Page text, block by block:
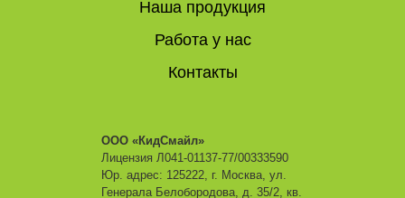
Наша продукция
Работа у нас
Контакты
ООО «КидСмайл»
Лицензия Л041-01137-77/00333590
Юр. адрес: 125222, г. Москва, ул.
Генерала Белобородова, д. 35/2, кв.